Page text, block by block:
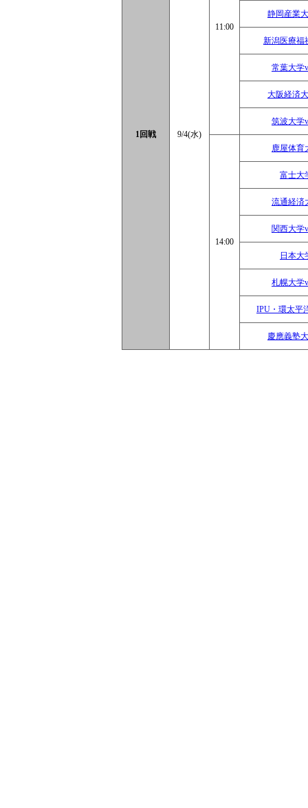
1回戦 9/4(水)
11:00
静岡産業
新潟医療福
常葉大学
大阪経済
筑波大学
14:00
鹿屋体育
富士大
流通経済
関西大学
日本大
札幌大学
IPU・環太平
慶應義塾